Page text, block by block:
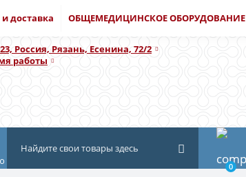
доставка ОБЩЕМЕДИЦИНСКОЕ ОБОРУДОВАНИЕ
Россия, Рязань, Есенина, 72/2
работы
0